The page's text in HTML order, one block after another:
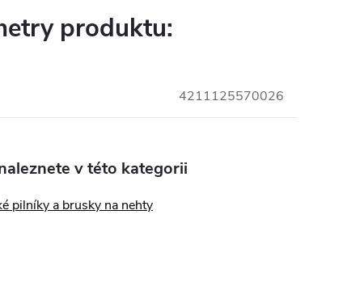
produktu:
4211125570026
v této kategorii
pilníky a brusky na nehty